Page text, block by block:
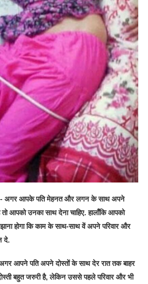
:- अगर आपके पति मेहनत और लगन के साथ अपने
आपको उनका साथ देना चाहिए. हालाँकि आपको
होगा कि काम के साथ-साथ वें अपने परिवार और
दे.
आपने पति अपने दोस्तों के साथ देर रात तक बाहर
बहुत जरुरी है, लेकिन उससे पहले परिवार और भी